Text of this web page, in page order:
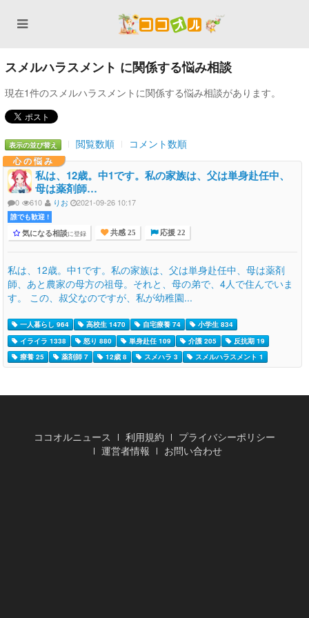
スメルハラスメント に関係する悩み相談
現在1件のスメルハラスメントに関係する悩み相談があります。
表示の並び替え 閲覧数順 コメント数順
心の悩み
私は、12歳。中1です。私の家族は、父は単身赴任中、
母は薬剤師…
0 610 りお 2021-09-26 10:17
誰でも歓迎 !
気になる相談に登録 共感 25 応援 22
私は、12歳。中1です。私の家族は、父は単身赴任中、母は薬剤
師、あと農家の母方の祖母。それと、母の弟で、4人で住んでいま
す。 この、叔父なのですが、私が幼稚園...
一人暮らし 964 高校生 1470 自宅療養 74
小学生 834
イライラ 1338
怒り 880 単身赴任 109 介護 205
反抗期 19
療養 25
薬剤師 7 12歳 8 スメハラ 3 スメルハラスメント 1
ココオルニュース 利用規約
プライバシーポリシー
運営者情報
お問い合わせ